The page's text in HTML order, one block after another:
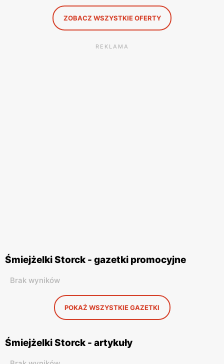
ZOBACZ WSZYSTKIE OFERTY
REKLAMA
Śmiejżelki Storck - gazetki promocyjne
Brak wyników
POKAŻ WSZYSTKIE GAZETKI
Śmiejżelki Storck - artykuły